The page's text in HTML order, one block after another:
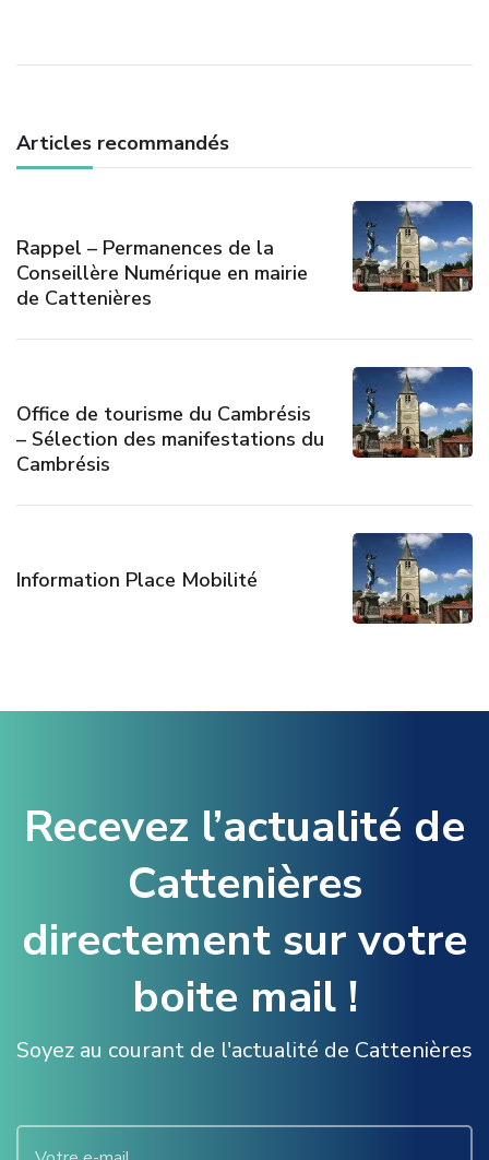
Articles recommandés
Rappel – Permanences de la
Conseillère Numérique en mairie
de Cattenières
Office de tourisme du Cambrésis
– Sélection des manifestations du
Cambrésis
Information Place Mobilité
Recevez l’actualité de
Cattenières
directement sur votre
boite mail !
Soyez au courant de l'actualité de Cattenières